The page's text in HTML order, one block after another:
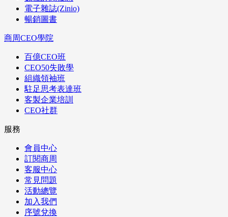
電子雜誌(Zinio)
暢銷圖書
商周CEO學院
百億CEO班
CEO50失敗學
組織領袖班
駐足思考表達班
客製企業培訓
CEO社群
服務
會員中心
訂閱商周
客服中心
常見問題
活動總覽
加入我們
序號兌換